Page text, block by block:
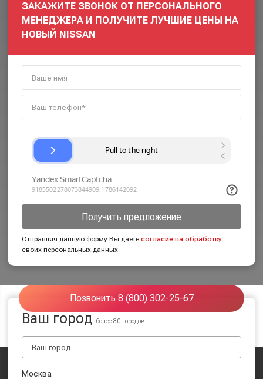
ЗАКАЖИТЕ ЗВОНОК ОТ ПЕРСОНАЛЬНОГО
МЕНЕДЖЕРА И ПОЛУЧИТЕ ЛУЧШИЕ ЦЕНЫ НА
НОВЫЙ NISSAN
Получить предложение
Отправляя данную форму Вы даетесогласие на обработку
своих персональных данных
Позвонить 8 (800) 302-25-67
Ваш городболее 80 городов
Москва